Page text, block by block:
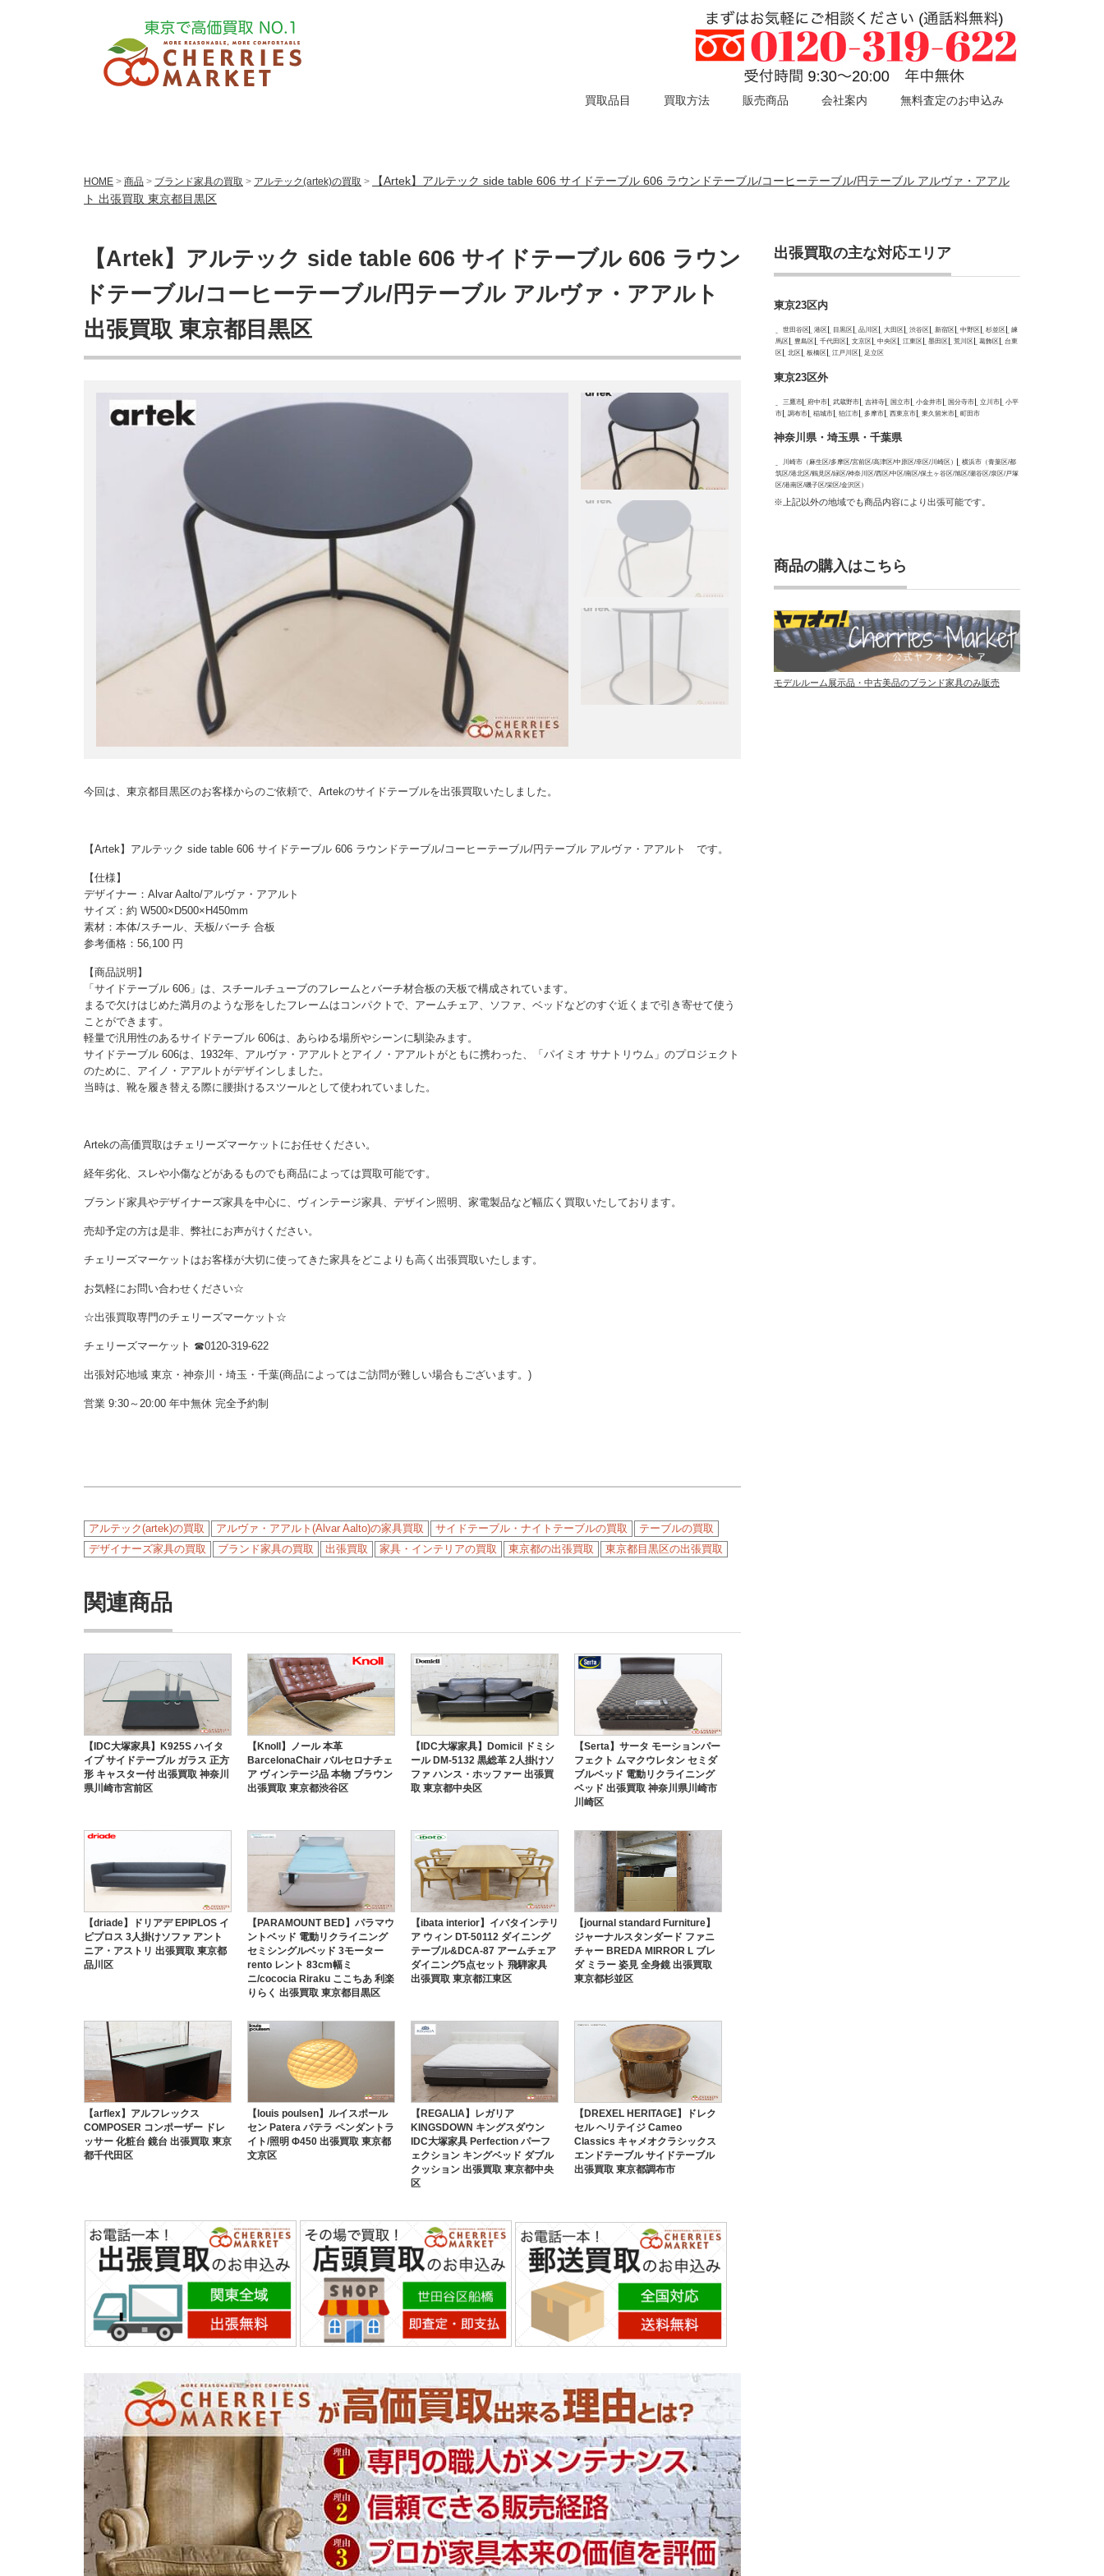
買取品目 買取方法 販売商品 会社案内 無料査定のお申込み
HOME > 商品 > ブランド家具の買取 > アルテック(artek)の買取 >
【Artek】アルテック side table 606 サイドテーブル 606 ラウンドテーブル/コーヒーテーブル/円テーブル アルヴァ・アアル
ト 出張買取 東京都目黒区
【Artek】アルテック side table 606 サイドテーブル 606 ラウン
ドテーブル/コーヒーテーブル/円テーブル アルヴァ・アアルト
出張買取 東京都目黒区
今回は、東京都目黒区のお客様からのご依頼で、Artekのサイドテーブルを出張買取いたしました。
【Artek】アルテック side table 606 サイドテーブル 606 ラウンドテーブル/コーヒーテーブル/円テーブル アルヴァ・アアルト です。
【仕様】
デザイナー：Alvar Aalto/アルヴァ・アアルト
サイズ：約 W500×D500×H450mm
素材：本体/スチール、天板/バーチ 合板
参考価格：56,100 円
【商品説明】
「サイドテーブル 606」は、スチールチューブのフレームとバーチ材合板の天板で構成されています。
まるで欠けはじめた満月のような形をしたフレームはコンパクトで、アームチェア、ソファ、ベッドなどのすぐ近くまで引き寄せて使う
ことができます。
軽量で汎用性のあるサイドテーブル 606は、あらゆる場所やシーンに馴染みます。
サイドテーブル 606は、1932年、アルヴァ・アアルトとアイノ・アアルトがともに携わった、「パイミオ サナトリウム」のプロジェクト
のために、アイノ・アアルトがデザインしました。
当時は、靴を履き替える際に腰掛けるスツールとして使われていました。
Artekの高価買取はチェリーズマーケットにお任せください。
経年劣化、スレや小傷などがあるものでも商品によっては買取可能です。
ブランド家具やデザイナーズ家具を中心に、ヴィンテージ家具、デザイン照明、家電製品など幅広く買取いたしております。
売却予定の方は是非、弊社にお声がけください。
チェリーズマーケットはお客様が大切に使ってきた家具をどこよりも高く出張買取いたします。
お気軽にお問い合わせください☆
☆出張買取専門のチェリーズマーケット☆
チェリーズマーケット ☎︎0120-319-622
出張対応地域 東京・神奈川・埼玉・千葉(商品によってはご訪問が難しい場合もございます。)
営業 9:30～20:00 年中無休 完全予約制
アルテック(artek)の買取 アルヴァ・アアルト(Alvar Aalto)の家具買取 サイドテーブル・ナイトテーブルの買取
テーブルの買取
デザイナーズ家具の買取
ブランド家具の買取 出張買取 家具・インテリアの買取 東京都の出張買取 東京都目黒区の出張買取
関連商品
【IDC大塚家具】K925S ハイタ
イプ サイドテーブル ガラス 正方
形 キャスター付 出張買取 神奈川
県川崎市宮前区
【Knoll】ノール 本革
BarcelonaChair バルセロナチェ
ア ヴィンテージ品 本物 ブラウン
出張買取 東京都渋谷区
【IDC大塚家具】Domicil ドミシ
ール DM-5132 黒総革 2人掛けソ
ファ ハンス・ホッファー 出張買
取 東京都中央区
【Serta】サータ モーションパー
フェクト ムマクウレタン セミダ
ブルベッド 電動リクライニング
ベッド 出張買取 神奈川県川崎市
川崎区
【driade】ドリアデ EPIPLOS イ
ピプロス 3人掛けソファ アント
ニア・アストリ 出張買取 東京都
品川区
【PARAMOUNT BED】パラマウ
ントベッド 電動リクライニング
セミシングルベッド 3モーター
rento レント 83cm幅ミ
ニ/cococia Riraku ここちあ 利楽
りらく 出張買取 東京都目黒区
【ibata interior】イバタインテリ
ア ウィン DT-50112 ダイニング
テーブル&DCA-87 アームチェア
ダイニング5点セット 飛騨家具
出張買取 東京都江東区
【journal standard Furniture】
ジャーナルスタンダード ファニ
チャー BREDA MIRROR L ブレ
ダ ミラー 姿見 全身鏡 出張買取
東京都杉並区
【arflex】アルフレックス
COMPOSER コンポーザー ドレ
ッサー 化粧台 鏡台 出張買取 東京
都千代田区
【louis poulsen】ルイスポール
セン Patera パテラ ペンダントラ
イト/照明 Φ450 出張買取 東京都
文京区
【REGALIA】レガリア
KINGSDOWN キングスダウン
IDC大塚家具 Perfection パーフ
ェクション キングベッド ダブル
クッション 出張買取 東京都中央
区
【DREXEL HERITAGE】ドレク
セル ヘリテイジ Cameo
Classics キャメオクラシックス
エンドテーブル サイドテーブル
出張買取 東京都調布市
出張買取の主な対応エリア
東京23区内
世田谷区 港区 目黒区 品川区 大田区 渋谷区 新宿区 中野区 杉並区
練
馬区
豊島区 千代田区 文京区 中央区 江東区 墨田区 荒川区 葛飾区
台東
区
北区 板橋区 江戸川区 足立区
東京23区外
三鷹市 府中市 武蔵野市 吉祥寺 国立市 小金井市 国分寺市 立川市
小平
市
調布市 稲城市 狛江市 多摩市 西東京市 東久留米市 町田市
神奈川県・埼玉県・千葉県
川崎市（麻生区/多摩区/宮前区/高津区/中原区/幸区/川崎区）
横浜市（青葉区/都
筑区/港北区/鶴見区/緑区/神奈川区/西区/中区/南区/保土ヶ谷区/旭区/瀬谷区/泉区/戸塚
区/港南区/磯子区/栄区/金沢区）
※上記以外の地域でも商品内容により出張可能です。
商品の購入はこちら
モデルルーム展示品・中古美品のブランド家具のみ販売